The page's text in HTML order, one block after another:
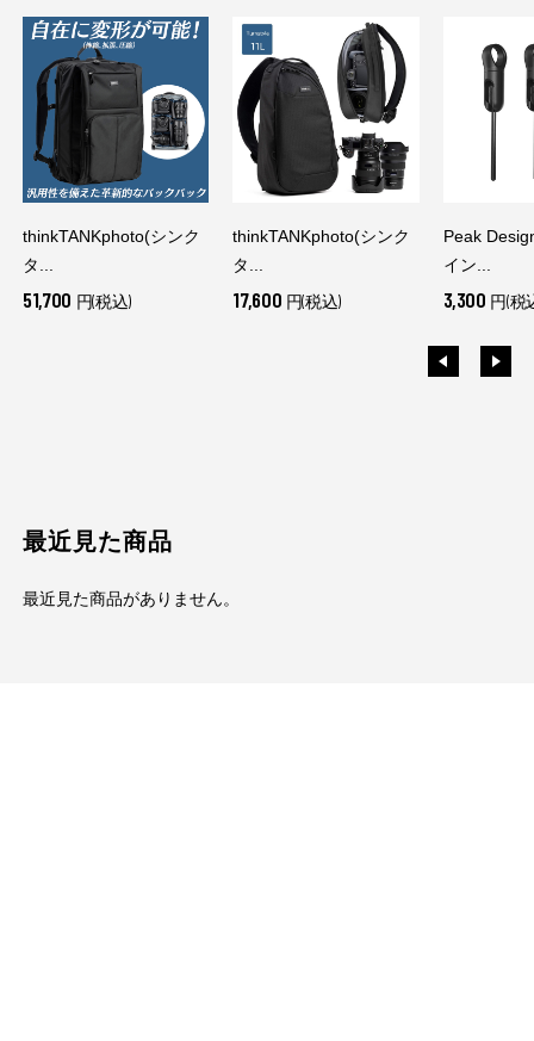
thinkTANKphoto(シンク
タ...
51,700 円(税込)
thinkTANKphoto(シンク
タ...
17,600 円(税込)
Peak
イン...
3,300 円(税
最近見た商品
最近見た商品がありません。